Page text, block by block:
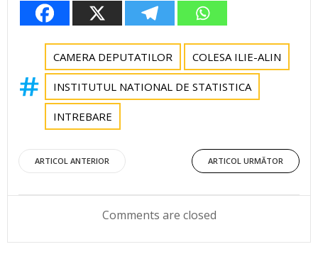
CAMERA DEPUTATILOR COLESA ILIE-ALIN
INSTITUTUL NATIONAL DE STATISTICA
INTREBARE
Post
navigation
ARTICOL ANTERIOR
Post
navigation
ARTICOL URMĂTOR
Comments are closed